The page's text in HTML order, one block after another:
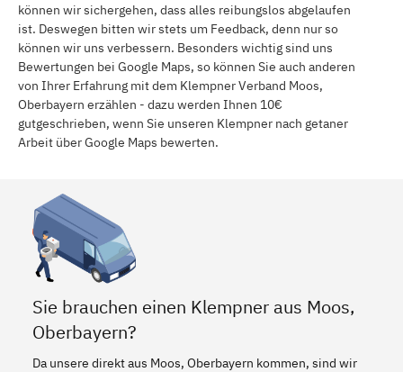
können wir sichergehen, dass alles reibungslos abgelaufen
ist. Deswegen bitten wir stets um Feedback, denn nur so
können wir uns verbessern. Besonders wichtig sind uns
Bewertungen bei Google Maps, so können Sie auch anderen
von Ihrer Erfahrung mit dem Klempner Verband Moos,
Oberbayern erzählen - dazu werden Ihnen 10€
gutgeschrieben, wenn Sie unseren Klempner nach getaner
Arbeit über Google Maps bewerten.
Sie brauchen einen Klempner aus Moos,
Oberbayern?
Da unsere direkt aus Moos, Oberbayern kommen, sind wir